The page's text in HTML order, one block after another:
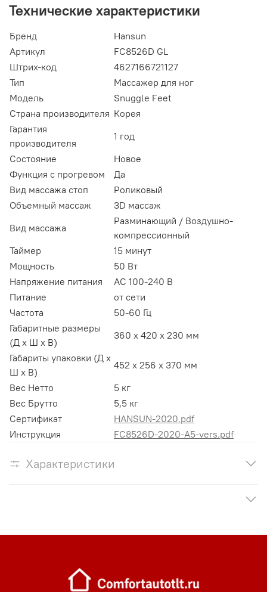
Технические характеристики
Бренд
Hansun
Артикул
FC8526D GL
Штрих-код
4627166721127
Тип
Массажер для ног
Модель
Snuggle Feet
Страна производителя Корея
Гарантия
производителя
1 год
Состояние
Новое
Функция с прогревом
Да
Вид массажа стоп
Роликовый
Объемный массаж
3D массаж
Вид массажа
Разминающий / Воздушно-
компрессионный
Таймер
15 минут
Мощность
50 Вт
Напряжение питания
AC 100-240 В
Питание
от сети
Частота
50-60 Гц
Габаритные размеры
(Д х Ш х В)
360 x 420 x 230 мм
Габариты упаковки (Д х
Ш х В)
452 x 256 x 370 мм
Вес Нетто
5 кг
Вес Брутто
5,5 кг
Сертификат
HANSUN-2020.pdf
Инструкция
FC8526D-2020-A5-vers.pdf
Характеристики